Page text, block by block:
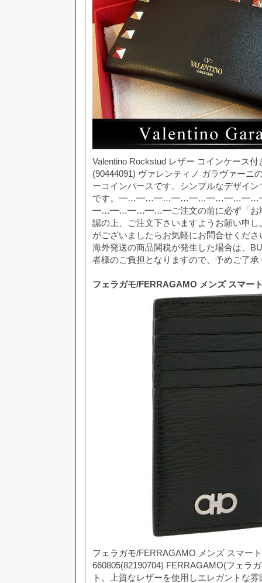
Valentino Rockstud レザー コインケース
(90444091) ヴァレンティノ ガラヴァーニ
ーコインパースです。シンプルなデザイ
です。
━…━…━…━…━ご注文の前に必ず「お取
認の上、ご注文下さいますようお願い申
がございましたらお気軽にお問合せくだ
海外発送の商品関税が発生した場合は、
者様のご負担となりますので、予めご了
フェラガモ/FERRAGAMO メンズ スマー
フェラガモ/FERRAGAMO メンズ スマー
660805(82190704) FERRAGAMO(フェラ
ト。上質なレザーを使用しエレガントな